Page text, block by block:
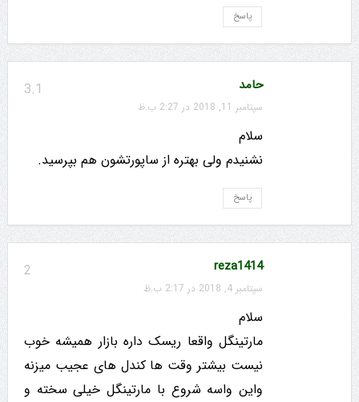
پاسخ
3.1 حامد
سپتامبر 11, 2018 در 2:27 ب.ظ
سلام
نشنیدم ولی بهتره از ساپورتشون هم بپرسید.
پاسخ
2 reza1414
سپتامبر 4, 2018 در 2:17 ب.ظ
سلام
مارتینگل واقعا ریسک داره بازار همیشه خوب
نیست بیشتر وقت ها کندل های عجیب میزنه
واین واسه شروع با مارتینگل خیلی سخته و